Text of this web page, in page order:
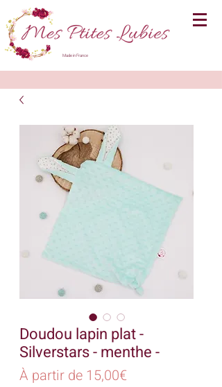
Made in France
Doudou lapin plat -
Silverstars - menthe -
À partir de 15,00€